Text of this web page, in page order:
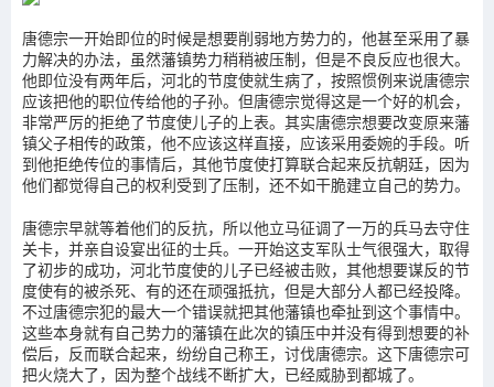
唐德宗一开始即位的时候是想要削弱地方势力的，他甚至采用了暴
力解决的办法，虽然藩镇势力稍稍被压制，但是不良反应也很大。
他即位没有两年后，河北的节度使就生病了，按照惯例来说唐德宗
应该把他的职位传给他的子孙。但唐德宗觉得这是一个好的机会，
非常严厉的拒绝了节度使儿子的上表。其实唐德宗想要改变原来藩
镇父子相传的政策，他不应该这样直接，应该采用委婉的手段。听
到他拒绝传位的事情后，其他节度使打算联合起来反抗朝廷，因为
他们都觉得自己的权利受到了压制，还不如干脆建立自己的势力。
唐德宗早就等着他们的反抗，所以他立马征调了一万的兵马去守住
关卡，并亲自设宴出征的士兵。一开始这支军队士气很强大，取得
了初步的成功，河北节度使的儿子已经被击败，其他想要谋反的节
度使有的被杀死、有的还在顽强抵抗，但是大部分人都已经投降。
不过唐德宗犯的最大一个错误就把其他藩镇也牵扯到这个事情中。
这些本身就有自己势力的藩镇在此次的镇压中并没有得到想要的补
偿后，反而联合起来，纷纷自己称王，讨伐唐德宗。这下唐德宗可
把火烧大了，因为整个战线不断扩大，已经威胁到都城了。